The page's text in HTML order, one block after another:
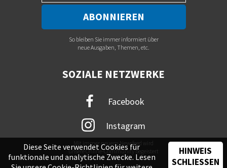
So bleiben Sie immer informiert über
neue Ausgaben, Themen, etc.
SOZIALE NETZWERKE
Facebook
Instagram
Mit immer neuem Newsfeed wird
unsere Online-Community begeistert
Diese Seite verwendet Cookies für
funktionale und analytische Zwecke. Lesen
HINWEIS
SCHLIESSEN